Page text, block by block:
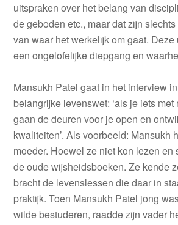
uitspraken over het belang van
de geboden etc., maar dat zijn
van waar het werkelijk om gaat.
een ongelofelijke diepgang en
Mansukh Patel gaat in het interview
belangrijke levenswet: ‘als je iets
gaan de deuren voor je open en
kwaliteiten’. Als voorbeeld: Mansukh
moeder. Hoewel ze niet kon lezen en
de oude wijsheidsboeken. Ze kende
bracht de levenslessen die daar in
praktijk. Toen Mansukh Patel jong
wilde bestuderen, raadde zijn vader